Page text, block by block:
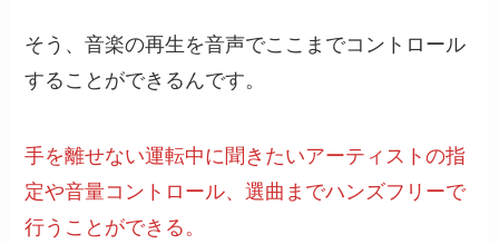
そう、音楽の再生を音声でここまでコントロール
することができるんです。
手を離せない運転中に聞きたいアーティストの指
定や音量コントロール、選曲までハンズフリーで
行うことができる。